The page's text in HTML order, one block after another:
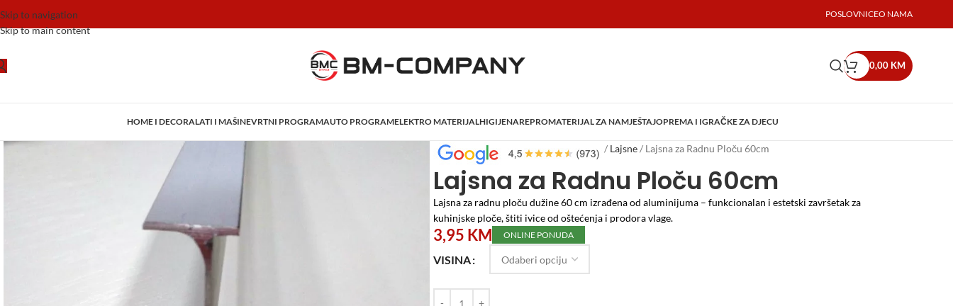
Skip to navigation
Skip to main content
POSLOVNICEO NAMA
0,00 KM
HOME I DECORALATI I MAŠINEVRTNI PROGRAMAUTO PROGRAMELEKTRO MATERIJALHIGIJENAREPROMATERIJAL ZA NAMJEŠTAJOPREMA I IGRAČKE ZA DJECU
Početna/Repromaterijal za Namještaj / Lajsne/ Lajsna za Radnu Ploču 60cm
Lajsna za Radnu Ploču 60cm
Lajsna za radnu ploču dužine 60 cm izrađena od aluminijuma – funkcionalan i estetski završetak za
kuhinjske ploče, štiti ivice od oštećenja i prodora vlage.
3,95 KM ONLINE PONUDA
VISINA